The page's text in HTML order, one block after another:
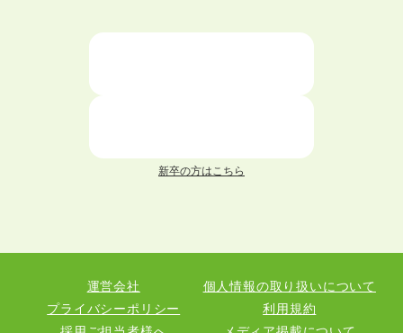
仕事が続かない人の特徴と対処法を解説！
面接 記事一覧
職務経歴書 記事一覧
退職 記事一覧
新卒の方はこちら
運営会社
個人情報の取り扱いについて
プライバシーポリシー
利用規約